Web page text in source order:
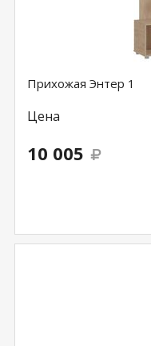
Прихожая Энтер 1
Цена
10 005